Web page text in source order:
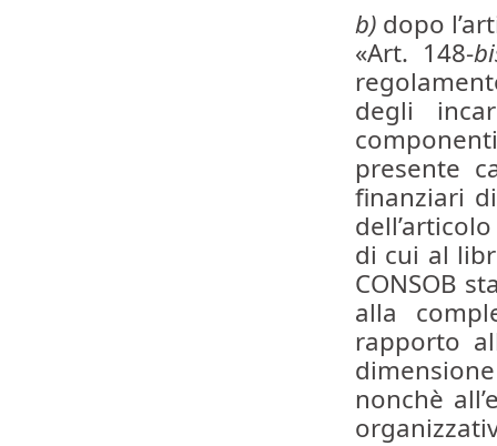
b) dopo
«Art. 148-
degli
presente
finanziari
di cui al
CONSOB
alla
rapporto
nonchè